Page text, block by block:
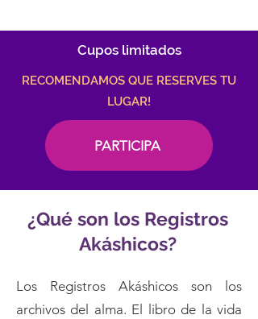
Cupos limitados
RECOMENDAMOS QUE RESERVES TU
LUGAR!
PARTICIPA
¿Qué son los Registros
Akáshicos?
Los Registros Akáshicos son los
archivos del alma. El libro de la vida